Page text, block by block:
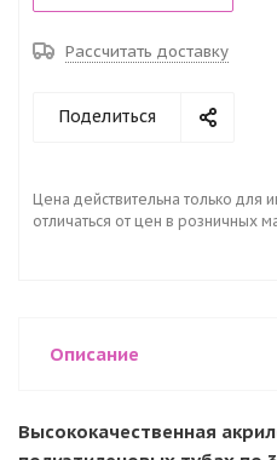
Рассчитать доставку
Поделиться
Цена действительна только для
отличаться от цен в розничных
Описание
Высококачественная